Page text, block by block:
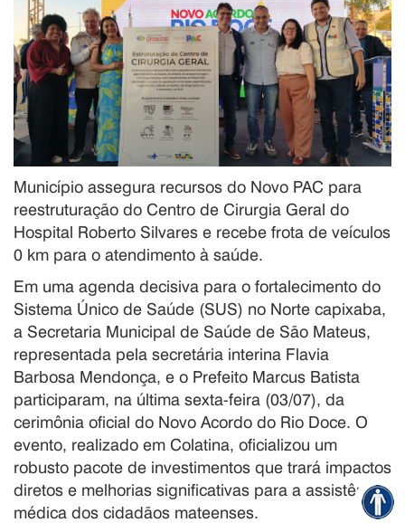
Município assegura recursos do Novo PAC para
reestruturação do Centro de Cirurgia Geral do
Hospital Roberto Silvares e recebe frota de veículos
0 km para o atendimento à saúde.
Em uma agenda decisiva para o fortalecimento do
Sistema Único de Saúde (SUS) no Norte capixaba,
a Secretaria Municipal de Saúde de São Mateus,
representada pela secretária interina Flavia
Barbosa Mendonça, e o Prefeito Marcus Batista
participaram, na última sexta-feira (03/07), da
cerimônia oficial do Novo Acordo do Rio Doce. O
evento, realizado em Colatina, oficializou um
robusto pacote de investimentos que trará impactos
diretos e melhorias significativas para a assistência
médica dos cidadãos mateenses.